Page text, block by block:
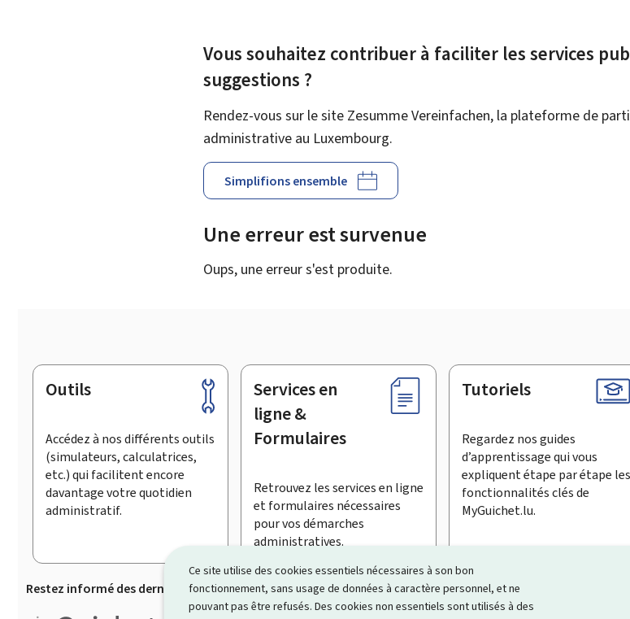
Ce site utilise des cookies essentiels nécessaires à son bon
fonctionnement, sans usage de données à caractère personnel, et ne
pouvant pas être refusés. Des cookies non essentiels sont utilisés à des
Vous souhaitez contribuer à faciliter les services
suggestions ?
Rendez-vous sur le site Zesumme Vereinfachen, la plateforme de
administrative au Luxembourg.
Simplifions ensemble
Une erreur est survenue
Oups, une erreur s'est produite.
Pied
page
Outils
Accédez à nos différents outils
(simulateurs, calculatrices,
etc.) qui facilitent encore
davantage votre quotidien
administratif.
Services en
ligne &
Formulaires
Retrouvez les services en ligne
et formulaires nécessaires
pour vos démarches
administratives.
Tutoriels
Regardez nos guides
d’apprentissage qui vous
expliquent étape par étape les
fonctionnalités clés de
MyGuichet.lu.
Restez informé des dernières actualités de Guichet.lu S’inscrire à la newsletter